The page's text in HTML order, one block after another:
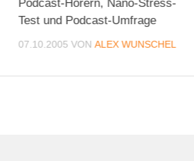
Podcast-Hörern, Nano-Stress-
Test und Podcast-Umfrage
07.10.2005 VONALEX WUNSCHEL